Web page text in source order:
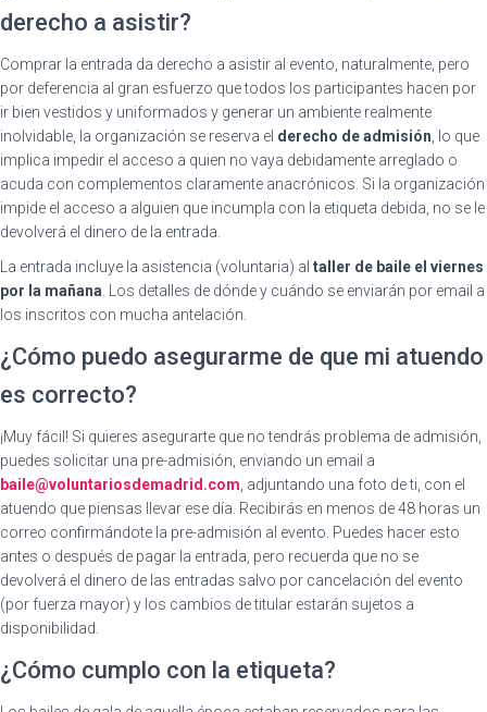
derecho a asistir?
Comprar la entrada da derecho a asistir al evento, naturalmente, pero
por deferencia al gran esfuerzo que todos los participantes hacen por
ir bien vestidos y uniformados y generar un ambiente realmente
inolvidable, la organización se reserva el derecho de admisión, lo que
implica impedir el acceso a quien no vaya debidamente arreglado o
acuda con complementos claramente anacrónicos. Si la organización
impide el acceso a alguien que incumpla con la etiqueta debida, no se le
devolverá el dinero de la entrada.
La entrada incluye la asistencia (voluntaria) al taller de baile el viernes
por la mañana. Los detalles de dónde y cuándo se enviarán por email a
los inscritos con mucha antelación.
¿Cómo puedo asegurarme de que mi atuendo
es correcto?
¡Muy fácil! Si quieres asegurarte que no tendrás problema de admisión,
puedes solicitar una pre-admisión, enviando un email a
baile@voluntariosdemadrid.com, adjuntando una foto de ti, con el
atuendo que piensas llevar ese día. Recibirás en menos de 48 horas un
correo confirmándote la pre-admisión al evento. Puedes hacer esto
antes o después de pagar la entrada, pero recuerda que no se
devolverá el dinero de las entradas salvo por cancelación del evento
(por fuerza mayor) y los cambios de titular estarán sujetos a
disponibilidad.
¿Cómo cumplo con la etiqueta?